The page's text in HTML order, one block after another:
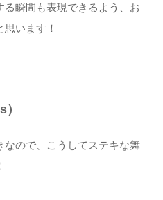
る瞬間も表現できるよう、お
います！
ので、こうしてステキな舞